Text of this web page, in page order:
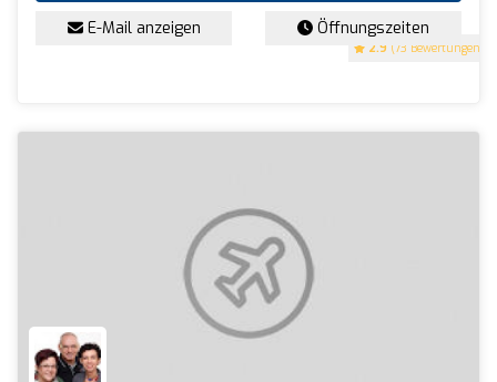
2.9 (73 Bewertungen)
E-Mail anzeigen Öffnungszeiten